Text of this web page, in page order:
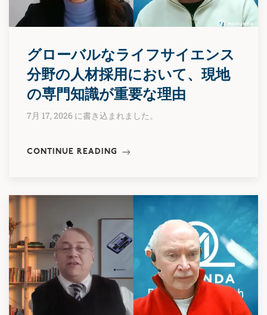
グローバルなライフサイエンス
分野の人材採用において、現地
の専門知識が重要な理由
7月 17, 2026 に書き込まれました。
CONTINUE READING